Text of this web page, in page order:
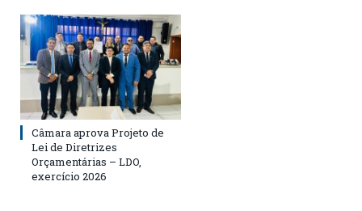
Câmara aprova Projeto de
Lei de Diretrizes
Orçamentárias – LDO,
exercício 2026